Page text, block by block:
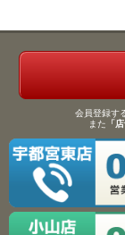
会員登録す
また 「